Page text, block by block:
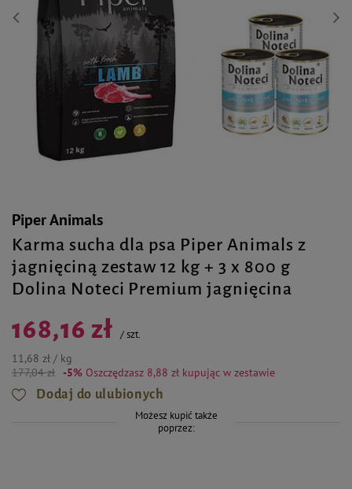
Piper Animals
Karma sucha dla psa Piper Animals z
jagnięciną zestaw 12 kg + 3 x 800 g
Dolina Noteci Premium jagnięcina
168,16 zł /szt.
11,68 zł / kg
177,04 zł -5% Oszczędzasz 8,88 zł kupując w zestawie
Dodaj do ulubionych
Możesz kupić także
poprzez: